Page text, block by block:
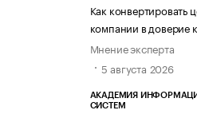
Как конвертировать
компании в доверие
Мнение эксперта
5 августа 2026
АКАДЕМИЯ
СИСТЕМ